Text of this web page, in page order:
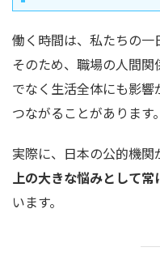
働く時間は、私たちの一
そのため、職場の人間
でなく生活全体にも影
つながることがあります。
実際に、日本の公的機関
上の大きな悩みとして常
います。